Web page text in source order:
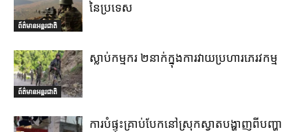
ព័ត៌មានអន្តរជាតិ
នៃប្រទេស
ព័ត៌មានអន្តរជាតិ
ស្លាប់កម្មករ ២នាក់ក្នុងការវាយប្រហារភេរវកម្ម
ការបំផ្ទុះគ្រាប់បែកនៅស្រុកស្វាតបង្ហាញពីបញ្ហា